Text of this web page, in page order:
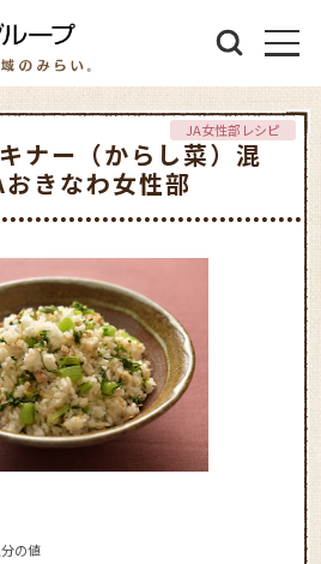
ナー（からし菜）混
きなわ女性部
JA女性部レシピ
の値